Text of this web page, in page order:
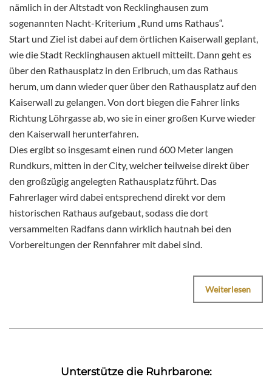
nämlich in der Altstadt von Recklinghausen zum
sogenannten Nacht-Kriterium „Rund ums Rathaus“.
Start und Ziel ist dabei auf dem örtlichen Kaiserwall geplant,
wie die Stadt Recklinghausen aktuell mitteilt. Dann geht es
über den Rathausplatz in den Erlbruch, um das Rathaus
herum, um dann wieder quer über den Rathausplatz auf den
Kaiserwall zu gelangen. Von dort biegen die Fahrer links
Richtung Löhrgasse ab, wo sie in einer großen Kurve wieder
den Kaiserwall herunterfahren.
Dies ergibt so insgesamt einen rund 600 Meter langen
Rundkurs, mitten in der City, welcher teilweise direkt über
den großzügig angelegten Rathausplatz führt. Das
Fahrerlager wird dabei entsprechend direkt vor dem
historischen Rathaus aufgebaut, sodass die dort
versammelten Radfans dann wirklich hautnah bei den
Vorbereitungen der Rennfahrer mit dabei sind.
Weiterlesen
Unterstütze die Ruhrbarone: